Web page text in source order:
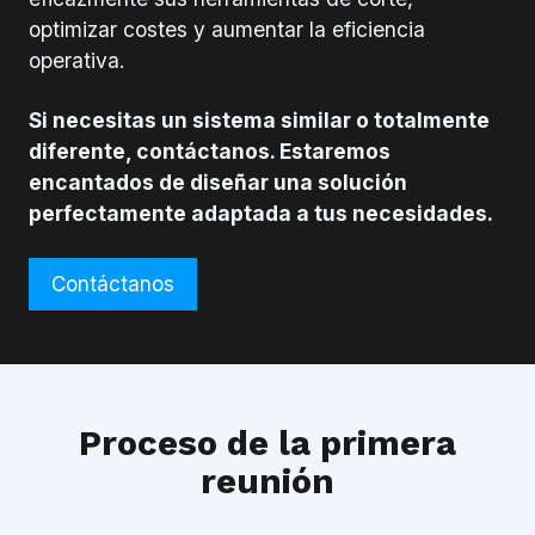
optimizar costes y aumentar la eficiencia
operativa.
Si necesitas un sistema similar o totalmente
diferente, contáctanos. Estaremos
encantados de diseñar una solución
perfectamente adaptada a tus necesidades.
Contáctanos
Proceso de la primera
reunión